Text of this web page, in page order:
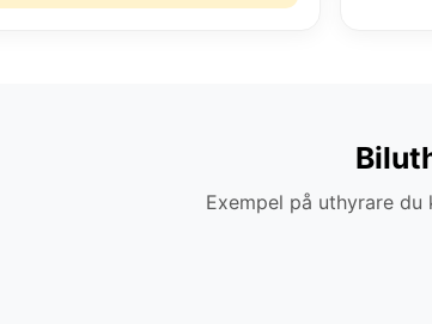
Exempel på uthyrare